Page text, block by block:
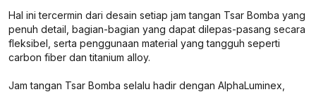
Hal ini tercermin dari desain setiap jam tangan Tsar Bomba yang
penuh detail, bagian-bagian yang dapat dilepas-pasang secara
fleksibel, serta penggunaan material yang tangguh seperti
carbon fiber dan titanium alloy.
Jam tangan Tsar Bomba selalu hadir dengan AlphaLuminex,